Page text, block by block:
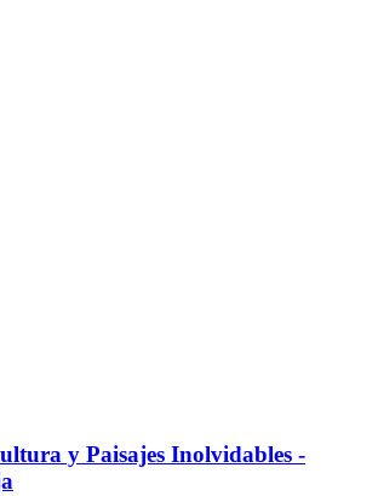
y Paisajes Inolvidables -